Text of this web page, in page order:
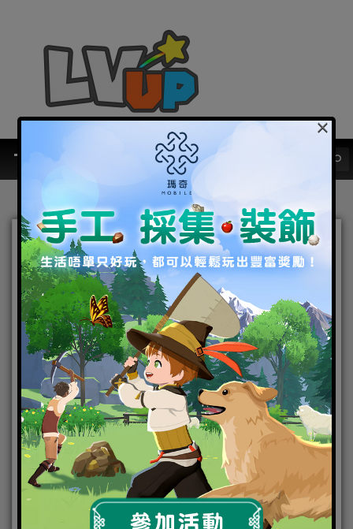
《阿斯達年代記：三強爭
霸》邀請玩家探索全新地區
「石堆」
2025-05-28|Android,IOS,手機遊戲
×